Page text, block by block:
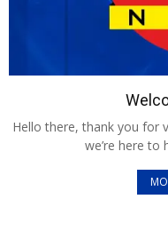
Hello there, thank you for
we’re here to